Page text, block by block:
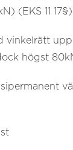
(EKS 11 17§)
vinkelrätt
högst